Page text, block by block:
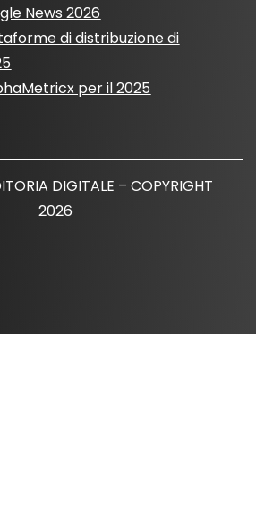
News 2026
di distribuzione di
per il 2025
DIGITALE – COPYRIGHT
2026